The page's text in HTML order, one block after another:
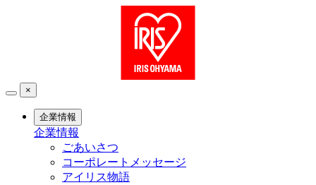
×
企業情報
企業情報
ごあいさつ
コーポレートメッセージ
アイリス物語